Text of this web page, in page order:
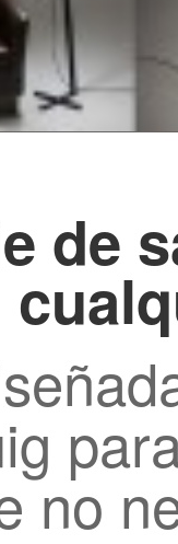
de
no